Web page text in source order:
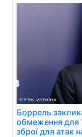
Боррель
обмеження для
зброї для атак